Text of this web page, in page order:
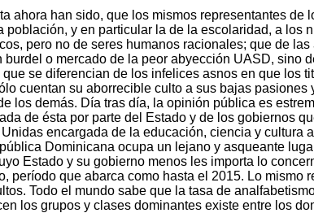
ahora han sido, que los mismos representantes de
y en particular la de la escolaridad, a los
pero no de seres humanos racionales; que de
o mercado de la peor abyección UASD, sino
se diferencian de los infelices asnos en que los
cuentan su aborrecible culto a sus bajas
los demás. Día tras día, la opinión pública es
de ésta por parte del Estado y de los gobiernos
encargada de la educación, ciencia y cultura
Dominicana ocupa un lejano y asqueante
Estado y su gobierno menos les importa lo
período que abarca como hasta el 2015. Lo mismo
Todo el mundo sabe que la tasa de
los grupos y clases dominantes existe entre los